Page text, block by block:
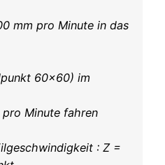
mm pro Minute in das
60×60) im
Minute fahren
: Z =